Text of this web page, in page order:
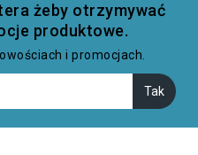
żeby otrzymywać
produktowe.
i promocjach.